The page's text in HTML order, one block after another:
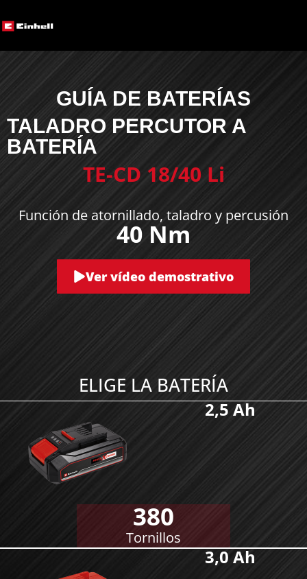
GUÍA DE BATERÍAS
TALADRO PERCUTOR A
BATERÍA
TE-CD 18/40 Li
Función de atornillado, taladro y percusión
40 Nm
Ver vídeo demostrativo
ELIGE LA BATERÍA
2,5 Ah
380
Tornillos
3,0 Ah